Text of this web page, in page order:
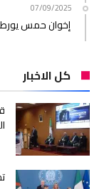
07/09/2025
إخوان حمس
كل الاخبار